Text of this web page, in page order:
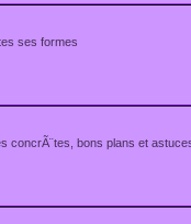
ses formes
concrÃ¨tes, bons plans et